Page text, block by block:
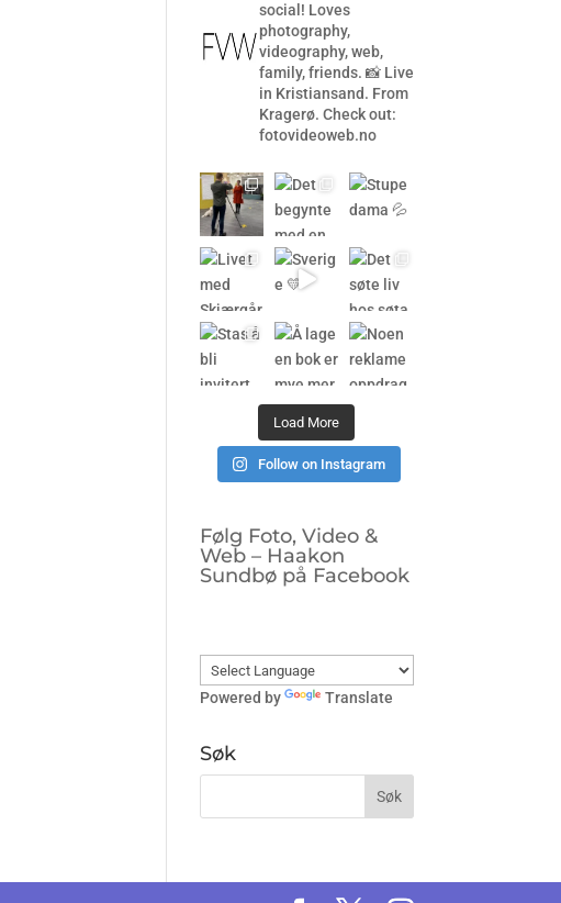
social! Loves
photography,
videography, web,
family, friends. 📸 Live
in Kristiansand. From
Kragerø. Check out:
fotovideoweb.no
Load More
Follow on Instagram
Følg Foto, Video &
Web – Haakon
Sundbø på Facebook
Powered by Translate
Søk